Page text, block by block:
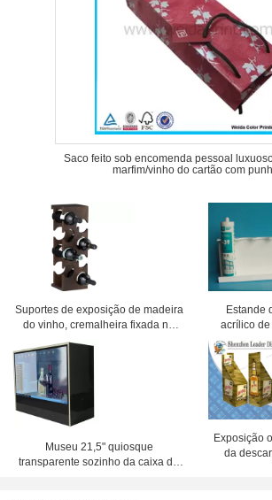
Saco feito sob encomenda pessoal
marfim/vinho do cartão com
Suportes de exposição de madeira
do vinho, cremalheira fixada na
parede do vinho para a cozinha
Estande
acrílico
garrafas
Museu 21,5" quiosque
transparente sozinho da caixa de
Exposição
da